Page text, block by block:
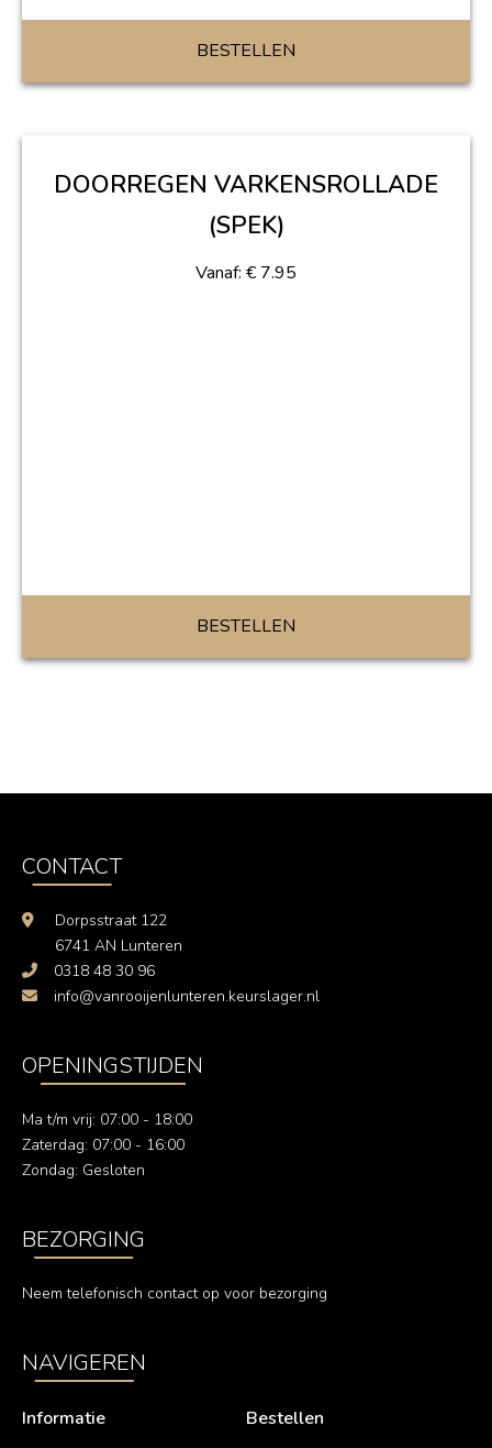
BESTELLEN
DOORREGEN VARKENSROLLADE
(SPEK)
Vanaf: € 7.95
BESTELLEN
CONTACT
Dorpsstraat 122
6741 AN Lunteren
0318 48 30 96
info@vanrooijenlunteren.keurslager.nl
OPENINGSTIJDEN
Ma t/m vrij: 07:00 - 18:00
Zaterdag: 07:00 - 16:00
Zondag: Gesloten
BEZORGING
Neem telefonisch contact op voor bezorging
NAVIGEREN
Informatie Bestellen